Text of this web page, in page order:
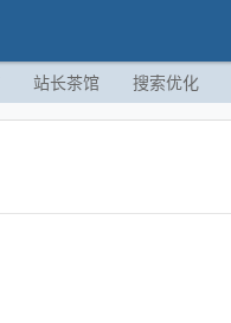
站长茶馆 搜索优化